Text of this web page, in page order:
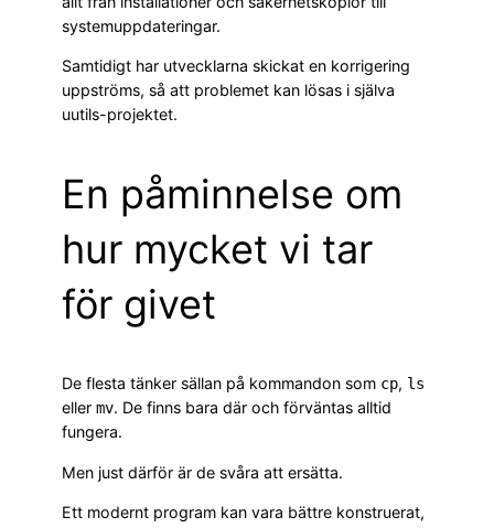
systemuppdateringar.
Samtidigt har utvecklarna skickat en korrigering
uppströms, så att problemet kan lösas i själva
uutils-projektet.
En påminnelse om
hur mycket vi tar
för givet
De flesta tänker sällan på kommandon som cp, ls
eller mv. De finns bara där och förväntas alltid
fungera.
Men just därför är de svåra att ersätta.
Ett modernt program kan vara bättre konstruerat,